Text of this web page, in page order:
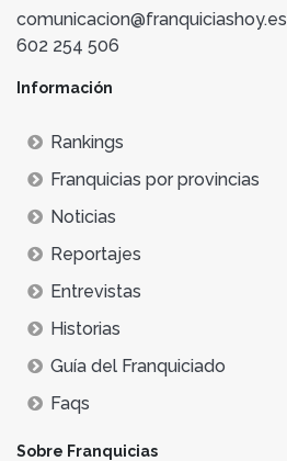
comunicacion@franquiciashoy.es
602 254 506
Información
Rankings
Franquicias por provincias
Noticias
Reportajes
Entrevistas
Historias
Guía del Franquiciado
Faqs
Sobre Franquicias